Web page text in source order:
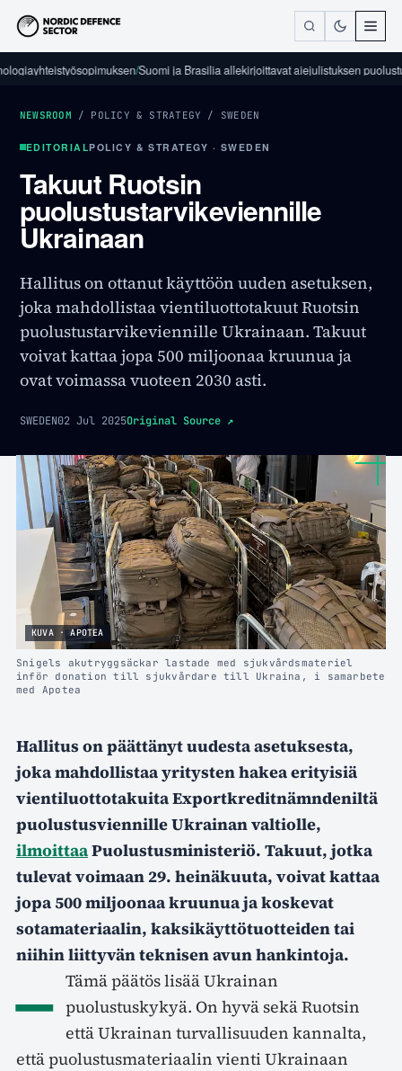
/Suomi ja Brasilia allekirjoittavat aiejulistuksen puolustusalan
NEWSROOM / POLICY & STRATEGY / SWEDEN
EDITORIALPOLICY & STRATEGY · SWEDEN
Takuut Ruotsin
puolustustarvikeviennille
Ukrainaan
Hallitus on ottanut käyttöön uuden asetuksen,
joka mahdollistaa vientiluottotakuut Ruotsin
puolustustarvikeviennille Ukrainaan. Takuut
voivat kattaa jopa 500 miljoonaa kruunua ja
ovat voimassa vuoteen 2030 asti.
SWEDEN02 Jul 2025Original Source ↗
KUVA · APOTEA
Snigels akutryggsäckar lastade med sjukvårdsmateriel
inför donation till sjukvårdare till Ukraina, i samarbete
med Apotea
Hallitus on päättänyt uudesta asetuksesta,
joka mahdollistaa yritysten hakea erityisiä
vientiluottotakuita Exportkreditnämndeniltä
puolustusviennille Ukrainan valtiolle,
ilmoittaaPuolustusministeriö. Takuut, jotka
tulevat voimaan 29. heinäkuuta, voivat kattaa
jopa 500 miljoonaa kruunua ja koskevat
sotamateriaalin, kaksikäyttötuotteiden tai
niihin liittyvän teknisen avun hankintoja.
– Tämä päätös lisää Ukrainan
puolustuskykyä. On hyvä sekä Ruotsin
että Ukrainan turvallisuuden kannalta,
että puolustusmateriaalin vienti Ukrainaan